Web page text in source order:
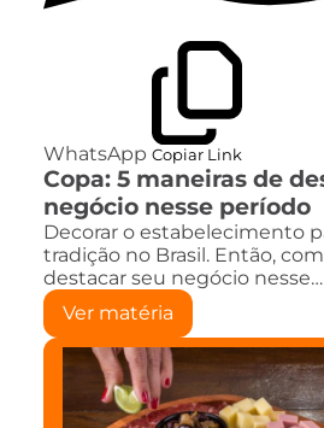
WhatsApp Copiar Link
Copa: 5 maneiras de
negócio nesse período
Decorar o estabelecimento
tradição no Brasil. Então,
destacar seu negócio nesse…
Ver matéria